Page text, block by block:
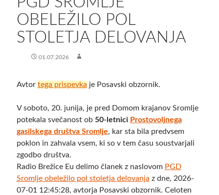
OBELEŽILO POL
STOLETJA DELOVANJA
01.07.2026
Avtor tega prispevka je Posavski obzornik.
V soboto, 20. junija, je pred Domom krajanov Sromlje
potekala svečanost ob 50-letnici Prostovoljnega
gasilskega društva Sromlje, kar sta bila predvsem
poklon in zahvala vsem, ki so v tem času soustvarjali
zgodbo društva.
Radio Brežice Eu delimo članek z naslovom PGD
Sromlje obeležilo pol stoletja delovanja z dne, 2026-
07-01 12:45:28, avtorja Posavski obzornik. Celoten